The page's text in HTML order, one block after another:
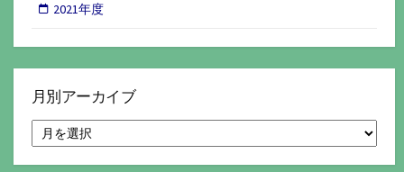
2021年度
月別アーカイブ
別
ア